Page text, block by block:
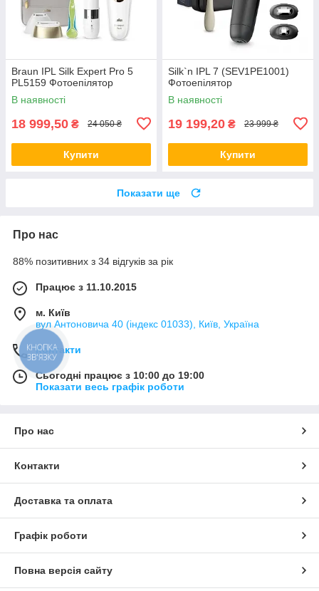
Braun IPL Silk Expert Pro 5
PL5159 Фотоепілятор
В наявності
18 999,50 ₴ 24 050 ₴
Купити
Silk`n IPL 7 (SEV1PE1001)
Фотоепілятор
В наявності
19 199,20 ₴ 23 999 ₴
Купити
Показати ще
Про нас
88% позитивних з 34 відгуків за рік
Працює з 11.10.2015
м. Київ
вул Антоновича 40 (індекс 01033), Київ, Україна
Контакти
Сьогодні працює з 10:00 до 19:00
Показати весь графік роботи
Про нас
Контакти
Доставка та оплата
Графік роботи
Повна версія сайту
КНОПКА
ЗВ'ЯЗКУ